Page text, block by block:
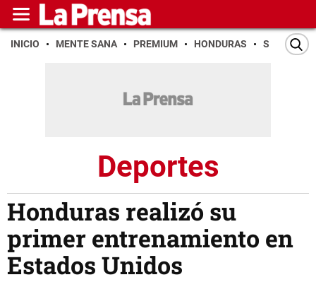
INICIO MENTE SANA PREMIUM HONDURAS SAN PEDRO
Deportes
Honduras realizó su
primer entrenamiento en
Estados Unidos